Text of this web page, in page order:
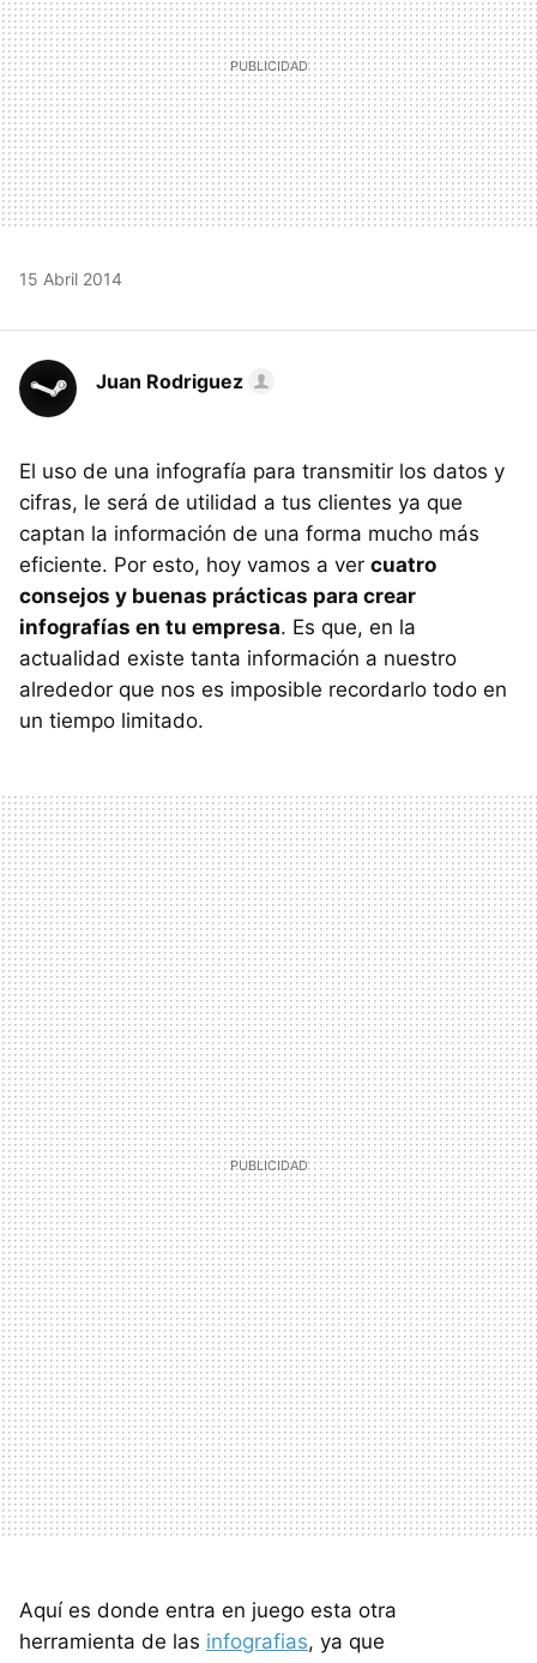
15 Abril 2014
Juan Rodriguez
El uso de una infografía para transmitir los datos y
cifras, le será de utilidad a tus clientes ya que
captan la información de una forma mucho más
eficiente. Por esto, hoy vamos a ver cuatro
consejos y buenas prácticas para crear
infografías en tu empresa. Es que, en la
actualidad existe tanta información a nuestro
alrededor que nos es imposible recordarlo todo en
un tiempo limitado.
Aquí es donde entra en juego esta otra
herramienta de las infografias, ya que